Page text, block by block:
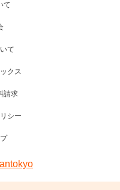
て
て
クス
請求
シー